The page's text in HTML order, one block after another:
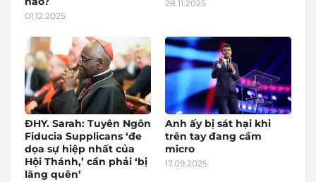
01.12.2025
28.11.2025
ĐHY. Sarah: Tuyên Ngôn
Fiducia Supplicans ‘đe
dọa sự hiệp nhất của
Hội Thánh,’ cần phải ‘bị
lãng quên’
Anh ấy bị sát hại khi
trên tay đang cầm
micro
17.09.2025